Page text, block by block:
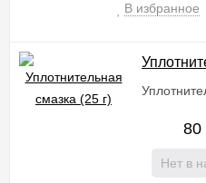
В избранное
80
Нет в